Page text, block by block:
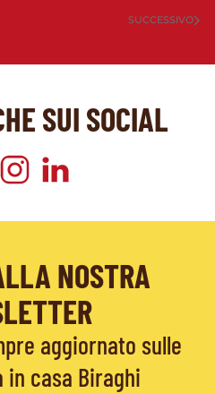
SUCCESSIVO
SUI SOCIAL
NOSTRA
aggiornato sulle
casa Biraghi